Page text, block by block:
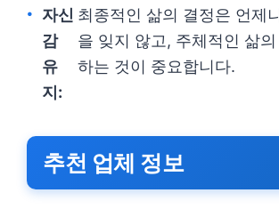
자신
감
유
지:
최종적인 삶의 결정은 언제
을 잊지 않고, 주체적인 삶
하는 것이 중요합니다.
추천 업체 정보